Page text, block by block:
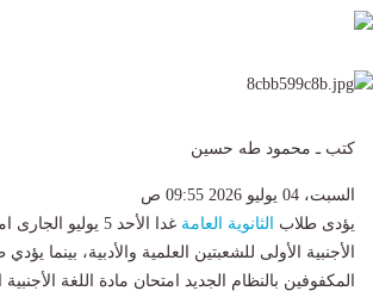
كتب ـ محمود طه حسين
السبت، 04 يوليو 2026 09:55 ص
يؤدى طلاب الثانوية العامة
غدا الأحد 5 يوليو
الأجنبية الأولى للشعبتين العلمية والأدبية، بينما
المكفوفين بالنظام الجديد امتحان مادة اللغة الأجنبية